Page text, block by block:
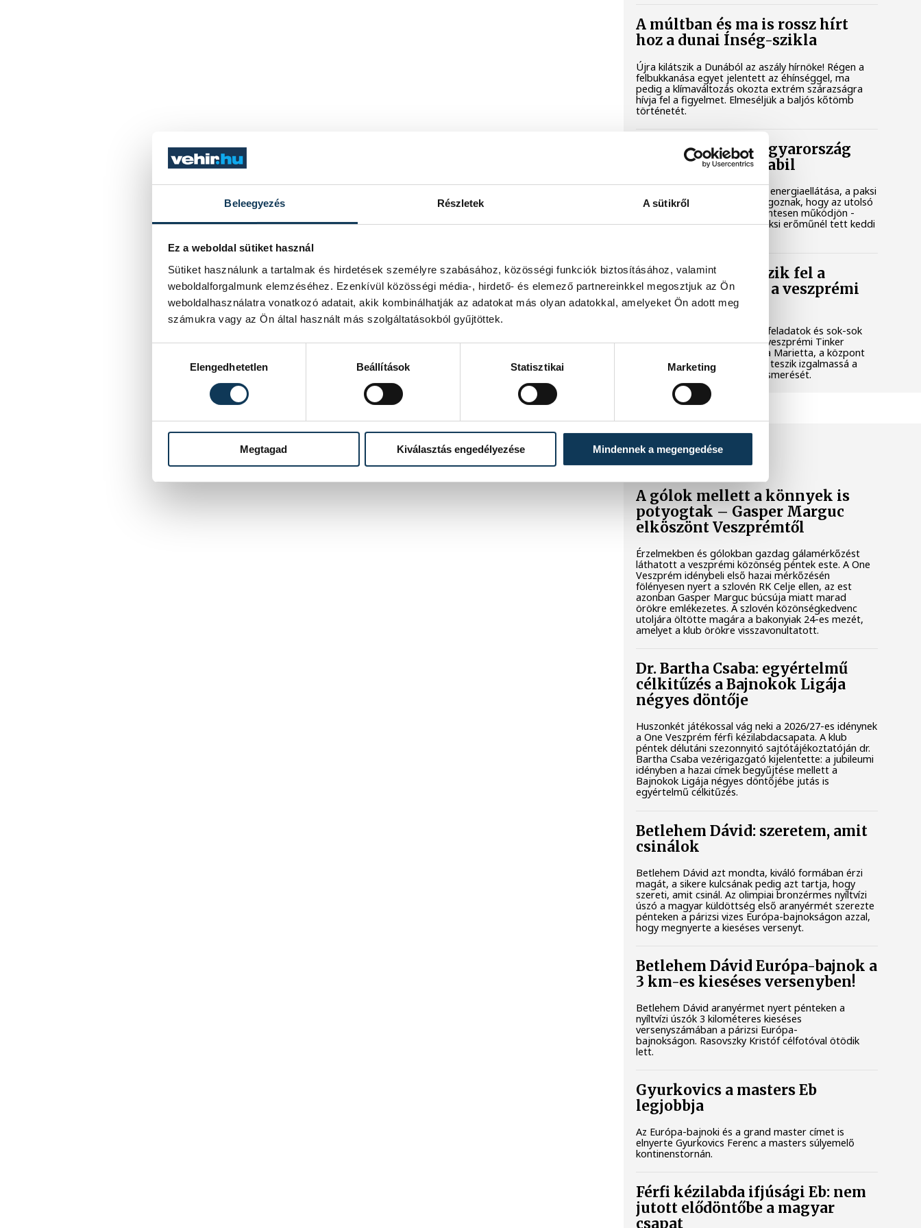
Beleegyezés Részletek A sütikről
Ez a weboldal sütiket használ
Sütiket használunk a tartalmak és hirdetések személyre szabásához, közösségi funkciók biztosításához, valamint
weboldalforgalmunk elemzéséhez. Ezenkívül közösségi média-, hirdető- és elemező partnereinkkel megosztjuk az Ön
weboldalhasználatra vonatkozó adatait, akik kombinálhatják az adatokat más olyan adatokkal, amelyeket Ön adott meg
számukra vagy az Ön által használt más szolgáltatásokból gyűjtöttek.
Elengedhetetlen
Beállítások Statisztikai Marketing
Megtagad Kiválasztás engedélyezése Mindennek a megengedése
A múltban és ma is rossz hírt
hoz a dunai Ínség-szikla
Újra kilátszik a Dunából az aszály hírnöke! Régen a
felbukkanása egyet jelentett az éhínséggel, ma
pedig a klímaváltozás okozta extrém szárazságra
hívja fel a figyelmet. Elmeséljük a baljós kőtömb
történetét.
Magyar Péter: Magyarország
energiaellátása stabil
Jelenleg stabil Magyarország energiaellátása, a paksi
erőmű munkatársai azon dolgoznak, hogy az utolsó
még termelő turbina hibamentesen működjön -
közölte a miniszterelnök a paksi erőműnél tett keddi
Játék közben fedezik fel a
tudomány világát a veszprémi
gyerekek
Látványos kísérletek, kreatív feladatok és sok-sok
élmény várja a gyerekeket a veszprémi Tinker
Labsben. Videónkban Balassa Marietta, a központ
vezetője mutatja be, hogyan teszik izgalmassá a
természettudományok megismerését.
A gólok mellett a könnyek is
potyogtak – Gasper Marguc
elköszönt Veszprémtől
Érzelmekben és gólokban gazdag gálamérkőzést
láthatott a veszprémi közönség péntek este. A One
Veszprém idénybeli első hazai mérkőzésén
fölényesen nyert a szlovén RK Celje ellen, az est
azonban Gasper Marguc búcsúja miatt marad
örökre emlékezetes. A szlovén közönségkedvenc
utoljára öltötte magára a bakonyiak 24-es mezét,
amelyet a klub örökre visszavonultatott.
Dr. Bartha Csaba: egyértelmű
célkitűzés a Bajnokok Ligája
négyes döntője
Huszonkét játékossal vág neki a 2026/27-es idénynek
a One Veszprém férfi kézilabdacsapata. A klub
péntek délutáni szezonnyitó sajtótájékoztatóján dr.
Bartha Csaba vezérigazgató kijelentette: a jubileumi
idényben a hazai címek begyűjtése mellett a
Bajnokok Ligája négyes döntőjébe jutás is
egyértelmű célkitűzés.
Betlehem Dávid: szeretem, amit
csinálok
Betlehem Dávid azt mondta, kiváló formában érzi
magát, a sikere kulcsának pedig azt tartja, hogy
szereti, amit csinál. Az olimpiai bronzérmes nyíltvízi
úszó a magyar küldöttség első aranyérmét szerezte
pénteken a párizsi vizes Európa-bajnokságon azzal,
hogy megnyerte a kieséses versenyt.
Betlehem Dávid Európa-bajnok a
3 km-es kieséses versenyben!
Betlehem Dávid aranyérmet nyert pénteken a
nyíltvízi úszók 3 kilométeres kieséses
versenyszámában a párizsi Európa-
bajnokságon. Rasovszky Kristóf célfotóval ötödik
lett.
Gyurkovics a masters Eb
legjobbja
Az Európa-bajnoki és a grand master címet is
elnyerte Gyurkovics Ferenc a masters súlyemelő
kontinenstornán.
Férfi kézilabda ifjúsági Eb: nem
jutott elődöntőbe a magyar
csapat